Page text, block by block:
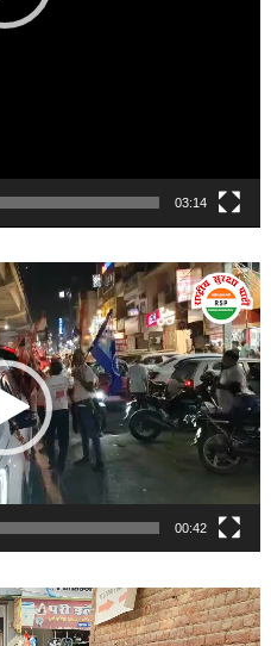
03:14
00:42